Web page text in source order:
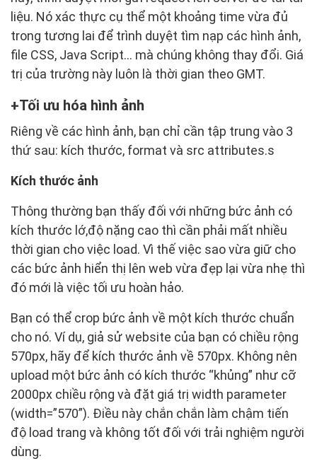
liệu. Nó xác thực cụ thể một khoảng time vừa đủ
trong tương lai để trình duyệt tìm nạp các hình ảnh,
file CSS, Java Script… mà chúng không thay đổi. Giá
trị của trường này luôn là thời gian theo GMT.
Tối ưu hóa hình ảnh
Riêng về các hình ảnh, bạn chỉ cần tập trung vào 3
thứ sau: kích thước, format và src attributes.s
Kích thước ảnh
Thông thường bạn thấy đối với những bức ảnh có
kích thước lớ,độ nặng cao thì cần phải mất nhiều
thời gian cho việc load. Vì thế việc sao vừa giữ cho
các bức ảnh hiển thị lên web vừa đẹp lại vừa nhẹ thì
đó mới là việc tối ưu hoàn hảo.
Bạn có thể crop bức ảnh về một kích thước chuẩn
cho nó. Ví dụ, giả sử website của bạn có chiều rộng
570px, hãy để kích thước ảnh về 570px. Không nên
upload một bức ảnh có kích thước “khủng” như cỡ
2000px chiều rộng và đặt giá trị width parameter
(width=”570”). Điều này chắn chắn làm chậm tiến
độ load trang và không tốt đối với trải nghiệm người
dùng.